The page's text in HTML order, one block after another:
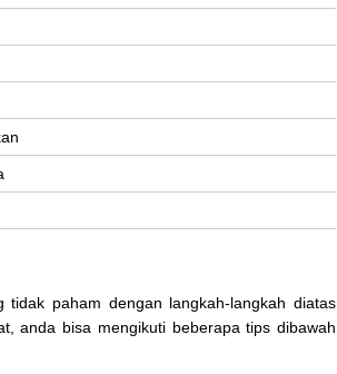
tidak paham dengan langkah-langkah diatas
anda bisa mengikuti beberapa tips dibawah